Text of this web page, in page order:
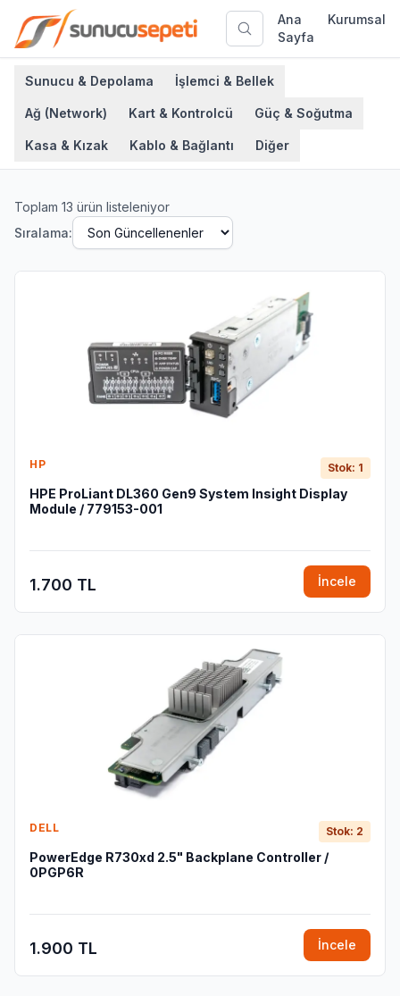
Ana
Sayfa
Kurumsal
Sunucu & Depolama İşlemci & Bellek
Ağ (Network) Kart & Kontrolcü Güç & Soğutma
Kasa & Kızak Kablo & Bağlantı Diğer
Toplam 13 ürün listeleniyor
Sıralama:
HP Stok: 1
HPE ProLiant DL360 Gen9 System Insight Display
Module / 779153-001
1.700 TL İncele
DELL Stok: 2
PowerEdge R730xd 2.5" Backplane Controller /
0PGP6R
1.900 TL İncele